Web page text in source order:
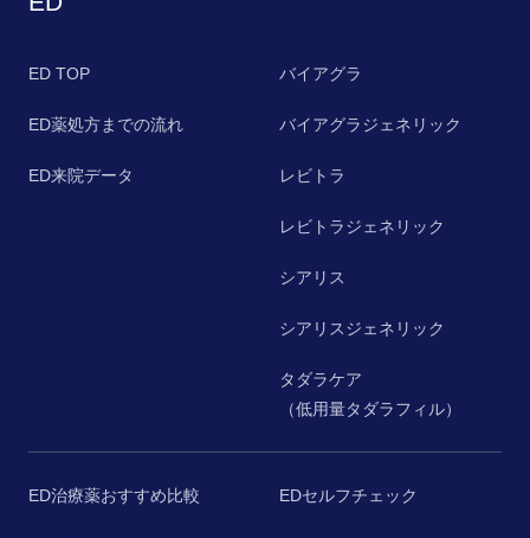
ED TOP
ED薬処方までの流れ
ED来院データ
バイアグラ
バイアグラジェネリック
レビトラ
レビトラジェネリック
シアリス
シアリスジェネリック
タダラケア
（低用量タダラフィル）
ED治療薬おすすめ比較 EDセルフチェック